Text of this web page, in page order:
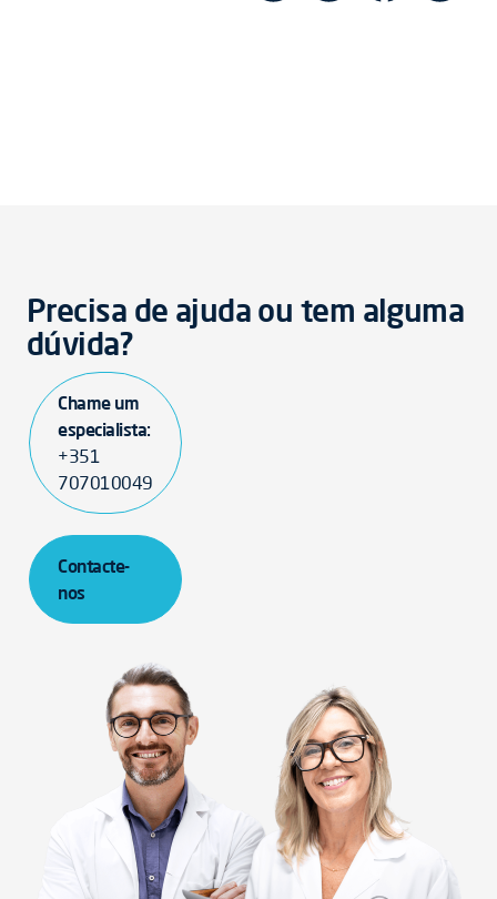
Precisa de ajuda ou tem alguma
dúvida?
Chame um
especialista:
+351
707010049
Contacte-
nos